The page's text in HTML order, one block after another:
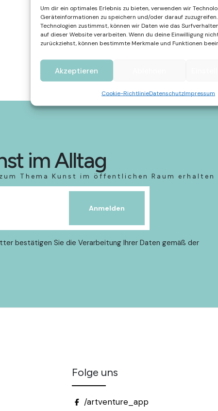
Um dir ein optimales Erlebnis zu bieten, verwenden wir
Geräteinformationen zu speichern und/oder darauf
Technologien zustimmst, können wir Daten wie das
auf dieser Website verarbeiten. Wenn du deine Einwilligung
zurückziehst, können bestimmte Merkmale und Funktionen
Akzeptieren
Cookie-RichtlinieDatenschutzImpressum
durch eine
möglich sein
flog der
nächsten,
Dortmund
im Alltag
Thema Kunst im öffentlichen Raum erhalten
bestätigen Sie die Verarbeitung Ihrer Daten gemäß der
Folge uns
/artventure_app